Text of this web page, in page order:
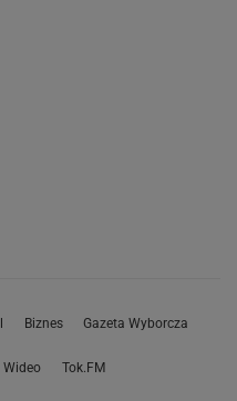
Biznes Gazeta Wyborcza
Wideo Tok.FM